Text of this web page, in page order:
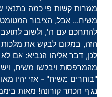
מגזרות קשות פי כמה בתנאי
משיח... אבל, הציבור
להתחכם עם ה', ולשוב
הזה, במקום לבקש את
לכן, דבר אליהו הנביא: אם לא
מהמרפסות ויבקשו משיח,
"בוחרים משיח" - אזי יהיו
נגיף הכתר קורונה! מאות